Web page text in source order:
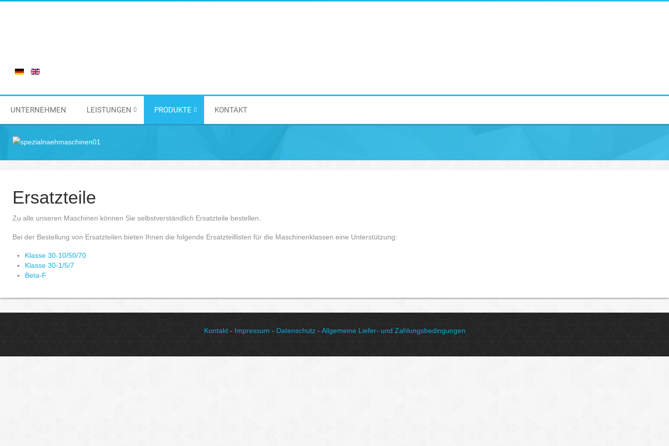
UNTERNEHMEN LEISTUNGEN PRODUKTE KONTAKT
Ersatzteile
Zu alle unseren Maschinen können Sie selbstverständlich Ersatzteile bestellen.
Bei der Bestellung von Ersatzteilen bieten Ihnen die folgende Ersatzteillisten für die Maschinenklassen eine Unterstützung:
Klasse 30-10/50/70
Klasse 30-1/5/7
Beta-F
Kontakt- Impressum - Datenschutz- Allgemeine Liefer- und Zahlungsbedingungen